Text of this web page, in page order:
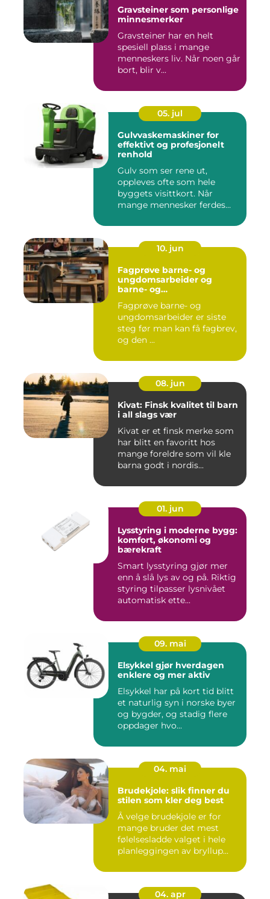
Gravsteiner som personlige
minnesmerker
Gravsteiner har en helt
spesiell plass i mange
menneskers liv. Når noen går
bort, blir v...
05. jul
Gulvvaskemaskiner for
effektivt og profesjonelt
renhold
Gulv som ser rene ut,
oppleves ofte som hele
byggets visittkort. Når
mange mennesker ferdes
10. jun
Fagprøve barne- og
ungdomsarbeider og
barne- og
– veien til fagbrev
Fagprøve barne- og
ungdomsarbeider er siste
steg før man kan få fagbrev,
og den ...
08. jun
Kivat: Finsk kvalitet til barn
i all slags vær
Kivat er et finsk merke som
har blitt en favoritt hos
mange foreldre som vil kle
barna godt i nordis...
01. jun
Lysstyring i moderne bygg:
komfort, økonomi og
bærekraft
Smart lysstyring gjør mer
enn å slå lys av og på. Riktig
styring tilpasser lysnivået
automatisk ette...
09. mai
Elsykkel gjør hverdagen
enklere og mer aktiv
Elsykkel har på kort tid blitt
et naturlig syn i norske byer
og bygder, og stadig flere
oppdager hvo...
04. mai
Brudekjole: slik finner du
stilen som kler deg best
Å velge brudekjole er for
mange bruder det mest
følelsesladde valget i hele
planleggingen av bryllup...
04. apr